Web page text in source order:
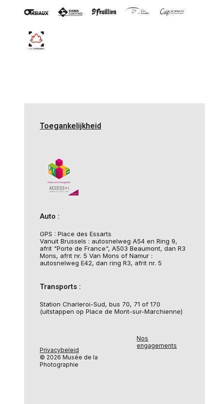
Toegankelijkheid
Auto :
GPS : Place des Essarts
Vanuit Brussels : autosnelweg A54 en Ring 9,
afrit "Porte de France", A503 Beaumont, dan R3
Mons, afrit nr. 5 Van Mons of Namur :
autosnelweg E42, dan ring R3, afrit nr. 5
Transports :
Station Charleroi-Sud, bus 70, 71 of 170
(uitstappen op Place de Mont-sur-Marchienne)
Privacybeleid
© 2026 Musée de la
Photographie
Nos
engagements